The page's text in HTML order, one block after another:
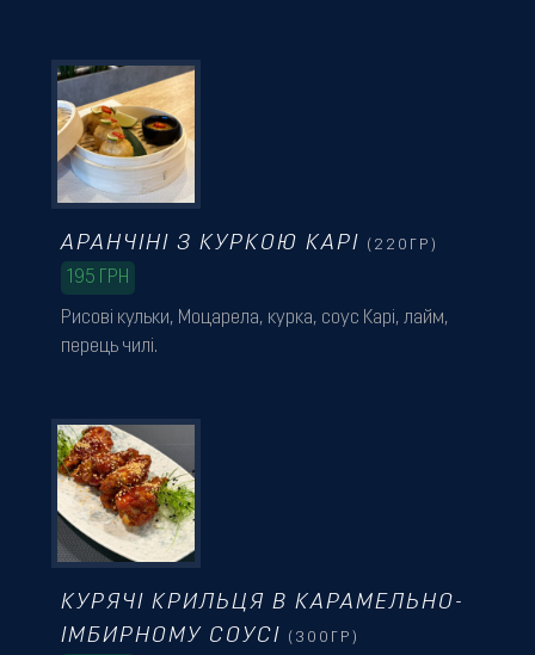
Рисові кульки, Моцарела, курка, соус Карі, лайм,
перець чилі.
АРАНЧІНІ З КУРКОЮ КАРІ (220ГР)
195 ГРН
КУРЯЧІ КРИЛЬЦЯ В КАРАМЕЛЬНО-
ІМБИРНОМУ СОУСІ
(300ГР)